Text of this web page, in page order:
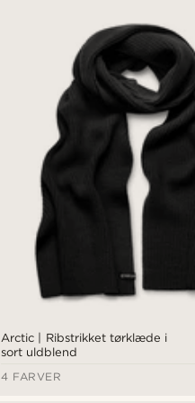
Arctic | Ribstrikket tørklæde i
sort uldblend
4 FARVER